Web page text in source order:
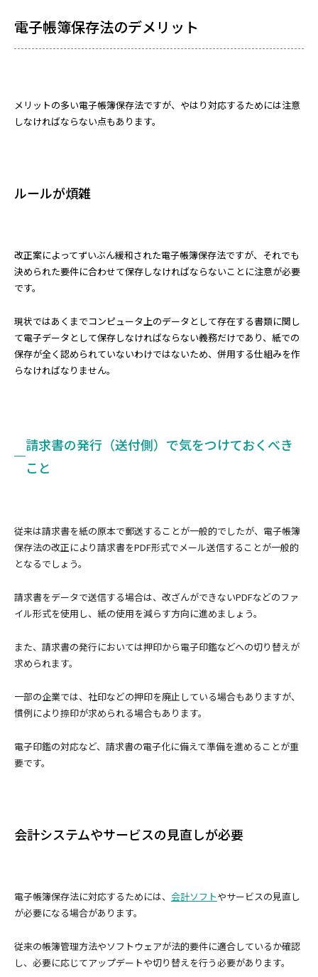
電子帳簿保存法のデメリット
メリットの多い電子帳簿保存法ですが、やはり対応するためには注意
しなければならない点もあります。
ルールが煩雑
改正案によってずいぶん緩和された電子帳簿保存法ですが、それでも
決められた要件に合わせて保存しなければならないことに注意が必要
です。
現状ではあくまでコンピュータ上のデータとして存在する書類に関し
て電子データとして保存しなければならない義務だけであり、紙での
保存が全く認められていないわけではないため、併用する仕組みを作
らなければなりません。
請求書の発行（送付側）で気をつけておくべき
こと
従来は請求書を紙の原本で郵送することが一般的でしたが、電子帳簿
保存法の改正により請求書をPDF形式でメール送信することが一般的
となるでしょう。
請求書をデータで送信する場合は、改ざんができないPDFなどのファ
イル形式を使用し、紙の使用を減らす方向に進めましょう。
また、請求書の発行においては押印から電子印鑑などへの切り替えが
求められます。
一部の企業では、社印などの押印を廃止している場合もありますが、
慣例により捺印が求められる場合もあります。
電子印鑑の対応など、請求書の電子化に備えて準備を進めることが重
要です。
会計システムやサービスの見直しが必要
電子帳簿保存法に対応するためには、 会計ソフトやサービスの見直し
が必要になる場合があります。
従来の帳簿管理方法やソフトウェアが法的要件に適合しているか確認
し、必要に応じてアップデートや切り替えを行う必要があります。